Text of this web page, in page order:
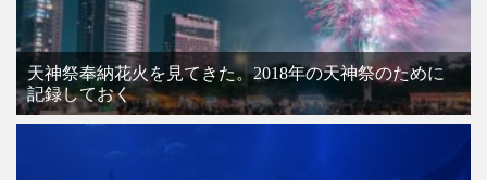
天神祭奉納花火を見てきた。2018年の天神祭のために
記録しておく